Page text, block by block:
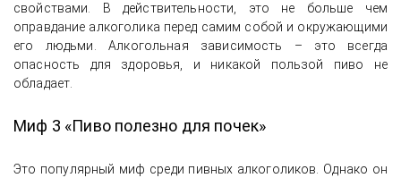
свойствами. В действительности, это не больше чем
оправдание алкоголика перед самим собой и окружающими
его людьми. Алкогольная зависимость – это всегда
опасность для здоровья, и никакой пользой пиво не
обладает.
Миф 3 «Пиво полезно для почек»
Это популярный миф среди пивных алкоголиков. Однако он